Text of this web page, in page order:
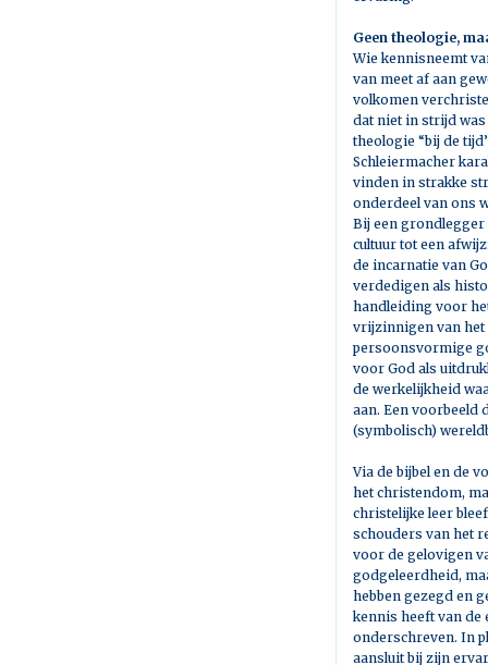
Geen theologie,
Wie kennisneemt
van meet af aan
volkomen
dat niet in strijd was
theologie “bij de
Schleiermacher
vinden in strakke
onderdeel van ons
Bij een
cultuur tot een
de incarnatie van
verdedigen als
handleiding voor
vrijzinnigen van het
persoonsvormige
voor God als
de werkelijkheid
aan. Een voorbeeld
(symbolisch)
Via de bijbel en de
het christendom,
christelijke leer
schouders van het
voor de gelovigen
godgeleerdheid,
hebben gezegd en
kennis heeft van de
onderschreven. In
aansluit bij zijn